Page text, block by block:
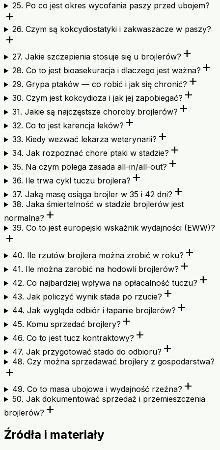
25. Po co jest okres wycofania paszy przed ubojem?
add
26. Czym są kokcydiostatyki i zakwaszacze w paszy?
add
27. Jakie szczepienia stosuje się u brojlerów? add
28. Co to jest bioasekuracja i dlaczego jest ważna? add
29. Grypa ptaków — co robić i jak się chronić? add
30. Czym jest kokcydioza i jak jej zapobiegać? add
31. Jakie są najczęstsze choroby brojlerów? add
32. Co to jest karencja leków? add
33. Kiedy wezwać lekarza weterynarii? add
34. Jak rozpoznać chore ptaki w stadzie? add
35. Na czym polega zasada all-in/all-out? add
36. Ile trwa cykl tuczu brojlera? add
37. Jaką masę osiąga brojler w 35 i 42 dni? add
38. Jaka śmiertelność w stadzie brojlerów jest
normalna? add
39. Co to jest europejski wskaźnik wydajności (EWW)?
add
40. Ile rzutów brojlera można zrobić w roku? add
41. Ile można zarobić na hodowli brojlerów? add
42. Co najbardziej wpływa na opłacalność tuczu? add
43. Jak policzyć wynik stada po rzucie? add
44. Jak wygląda odbiór i łapanie brojlerów? add
45. Komu sprzedać brojlery? add
46. Co to jest tucz kontraktowy? add
47. Jak przygotować stado do odbioru? add
48. Czy można sprzedawać brojlery z gospodarstwa?
add
49. Co to masa ubojowa i wydajność rzeźna? add
50. Jak dokumentować sprzedaż i przemieszczenia
brojlerów? add
Źródła i materiały